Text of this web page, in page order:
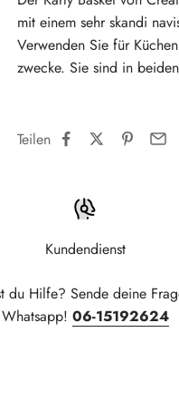
mit einem sehr skandi
Verwenden Sie für
zwecke. Sie sind in
Teilen
Kundendienst
du Hilfe? Sende deine
Whatsapp! 06-15192624